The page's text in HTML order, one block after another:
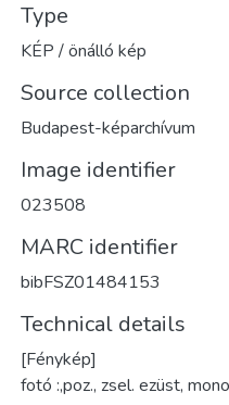
Type
KÉP / önálló kép
Source collection
Budapest-képarchívum
Image identifier
023508
MARC identifier
bibFSZ01484153
Technical details
[Fénykép]
fotó :,poz., zsel. ezüst,